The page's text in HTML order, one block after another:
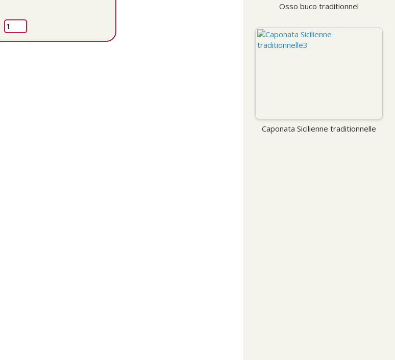
Osso buco traditionnel
Caponata Sicilienne traditionnelle